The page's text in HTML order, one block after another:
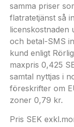
samma priser
flatratetjänst så
licenskostnaden
och betal-SMS
kund enligt
maxpris 0,425
samtal nyttjas i
föreskrifter om
zoner 0,79 kr.
Pris SEK